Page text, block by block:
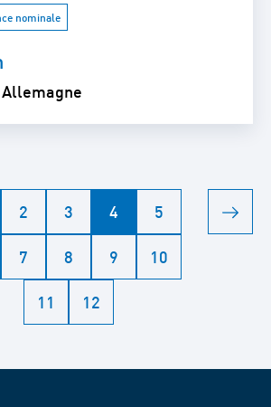
nominale
2 3 4
5
7 8 9
10
11
12